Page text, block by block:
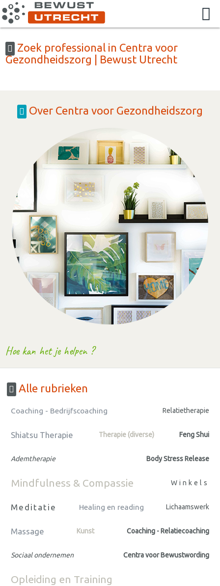
Zoek professional in Centra voor
Gezondheidszorg | Bewust Utrecht
Over Centra voor Gezondheidszorg
Hoe kan het je helpen ?
Alle rubrieken
Coaching - Bedrijfscoaching Relatietherapie
Shiatsu Therapie Therapie (diverse) Feng Shui
Ademtherapie Body Stress Release
Mindfulness & Compassie Winkels
Meditatie Healing en reading Lichaamswerk
Massage Kunst Coaching - Relatiecoaching
Sociaal ondernemen Centra voor Bewustwording
Opleiding en Training